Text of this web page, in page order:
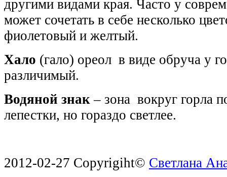
другими видами края. Часто у
может сочетать в себе несколько
фиолетовый и желтый.
Хало (гало) ореол в виде обруча у
различимый.
Водяной знак – зона вокруг горла
лепестки, но гораздо светлее.
2012-02-27 Copyrigiht© Светлана